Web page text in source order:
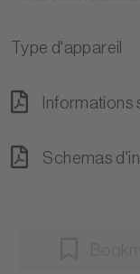
Type d'appareil
Informations
Schemas